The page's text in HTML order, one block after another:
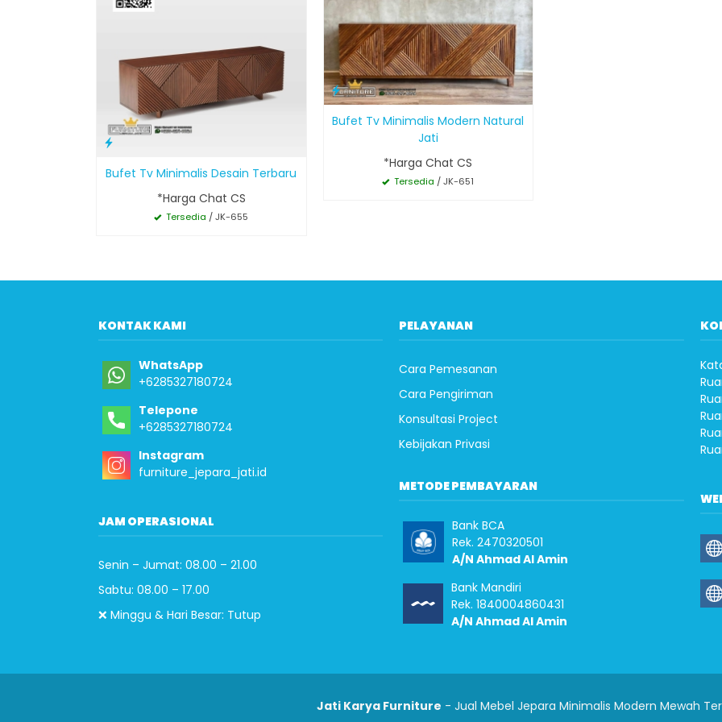
Bufet Tv Minimalis Desain Terbaru
*Harga Chat CS
Tersedia / JK-655
Bufet Tv Minimalis Modern Natural
Jati
*Harga Chat CS
Tersedia / JK-651
KONTAK KAMI
WhatsApp
+6285327180724
Telepone
+6285327180724
Instagram
furniture_jepara_jati.id
JAM OPERASIONAL
Senin – Jumat: 08.00 – 21.00
Sabtu: 08.00 – 17.00
❌ Minggu & Hari Besar: Tutup
PELAYANAN
Cara Pemesanan
Cara Pengiriman
Konsultasi Project
Kebijakan Privasi
METODE PEMBAYARAN
Bank BCA
Rek. 2470320501
A/N Ahmad Al Amin
Bank Mandiri
Rek. 1840004860431
A/N Ahmad Al Amin
Jati Karya Furniture - Jual Mebel Jepara Minimalis Modern Mewah